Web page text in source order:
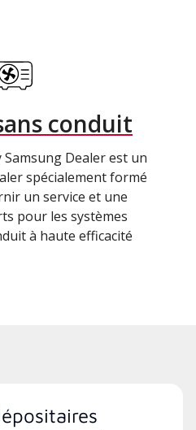
conduit
Dealer est un
spécialement formé
un service et une
pour les systèmes
à haute efficacité